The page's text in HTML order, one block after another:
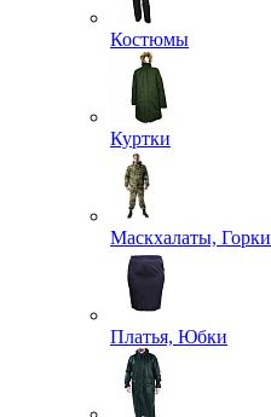
Костюмы
Куртки
Маскхалаты, Горки
Платья, Юбки